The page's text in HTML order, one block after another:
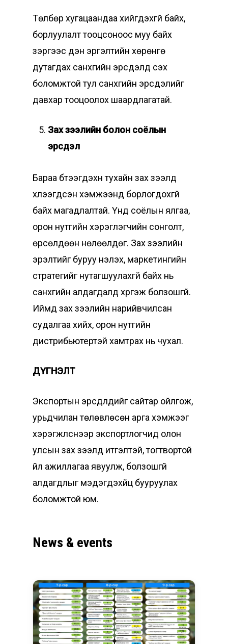
Төлбөр хугацаандаа хийгдэхгүй байх,
борлуулалт тооцсоноос муу байх
зэргээс үүдэн эргэлтийн хөрөнгө
дутагдах санхүүгийн эрсдэлүүд үүсэх
боломжтой тул санхүүгийн эрсдэлийг
давхар тооцоолох шаардлагатай.
Зах зээлийн болон соёлын
эрсдэл
Бараа бүтээгдэхүүн тухайн зах зээлд
хүлээгдсэн хэмжээнд борлогдохгүй
байх магадлалтай. Үүнд соёлын ялгаа,
орон нутгийн хэрэглэгчийн сонголт,
өрсөлдөөн нөлөөлдөг. Зах зээлийн
эрэлтийг буруу үнэлэх, маркетингийн
стратегийг нутагшуулахгүй байх нь
санхүүгийн алдагдалд хүргэж болзошгүй.
Иймд зах зээлийн нарийвчилсан
судалгаа хийх, орон нутгийн
дистрибьютертэй хамтрах нь чухал.
ДҮГНЭЛТ
Экспортын эрсдлүүдийг сайтар ойлгож,
урьдчилан төлөвлөсөн арга хэмжээг
хэрэгжүүлснээр экспортлогчид олон
улсын зах зээлд итгэлтэй, тогтвортой
үйл ажиллагаа явуулж, болзошгүй
алдагдлыг мэдэгдэхүйц бууруулах
боломжтой юм.
News & events